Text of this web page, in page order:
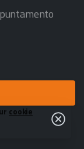
cookie
Close